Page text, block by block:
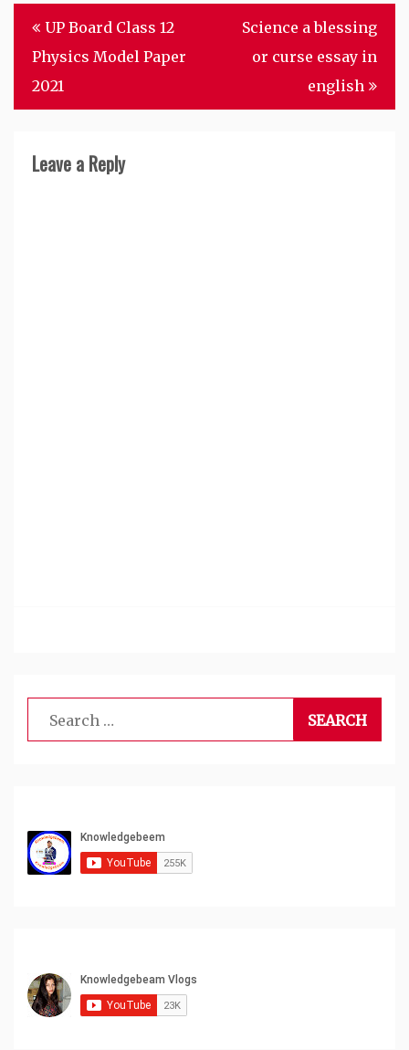
Post
navigation
UP Board Class 12
Physics Model Paper
2021
Science a blessing
or curse essay in
english
Leave a Reply
Search
for: